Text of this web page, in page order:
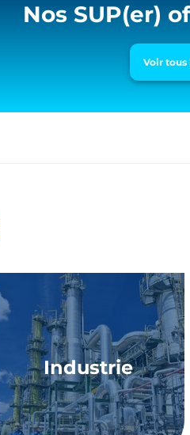
Nos SUP(er)
Voir tous
Industrie